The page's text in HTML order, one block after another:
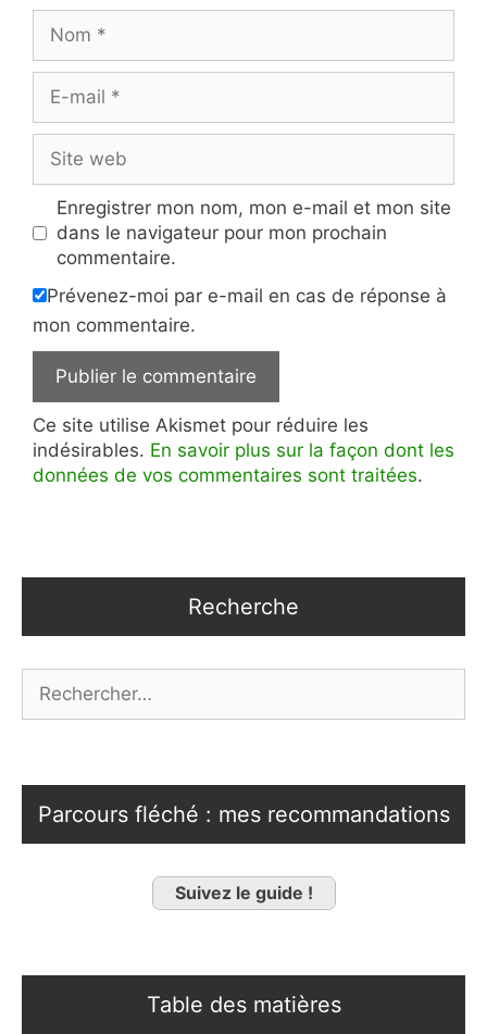
mail
web
Enregistrer mon nom, mon e-mail et mon site
dans le navigateur pour mon prochain
commentaire.
Prévenez-moi par e-mail en cas de réponse à
mon commentaire.
Ce site utilise Akismet pour réduire les
indésirables. En savoir plus sur la façon dont les
données de vos commentaires sont traitées.
Recherche
Parcours fléché : mes recommandations
Suivez le guide !
Table des matières